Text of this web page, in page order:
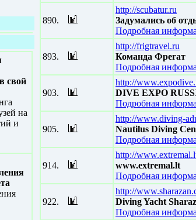
свой
на
и
890.
http://scubatur.ru
Задумались об
Подробная
893.
http://frigtravel.ru
Команда Фрегат
Подробная
903.
http://
DIVE EXPO
Подробная
905.
http://www.diving-
Nautilus Diving
Подробная
914.
http://
www.extremal.lt
Подробная
922.
http://
Diving Yacht
Подробная